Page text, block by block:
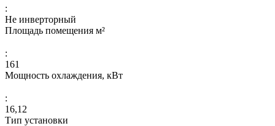
:
Не инверторный
Площадь помещения м²
:
161
Мощность охлаждения, кВт
:
16,12
Тип установки